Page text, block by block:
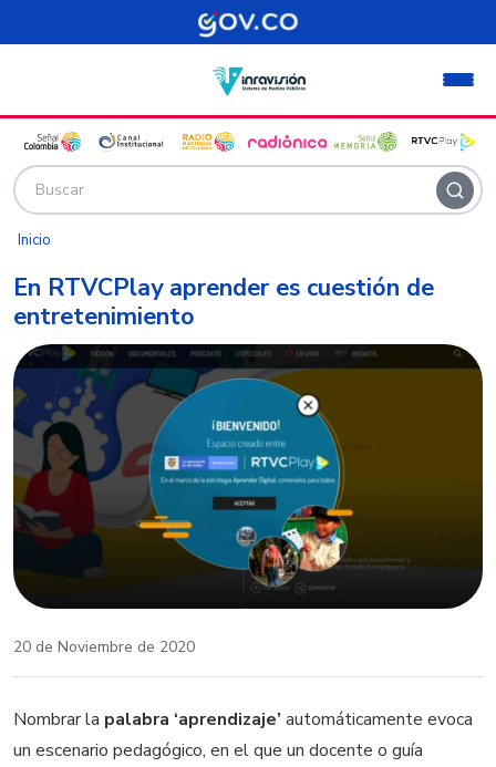
Pasar al contenido principal
Inicio
En RTVCPlay aprender es cuestión de
entretenimiento
20 de Noviembre de 2020
Nombrar la palabra ‘aprendizaje’ automáticamente evoca
un escenario pedagógico, en el que un docente o guía